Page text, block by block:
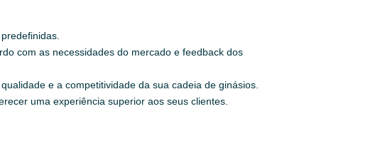
com as necessidades do mercado e feedback dos
e a competitividade da sua cadeia de ginásios.
uma experiência superior aos seus clientes.